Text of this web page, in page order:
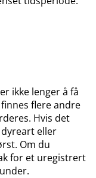
ikke lenger å få
flere andre
Hvis det
eller
Om du
for et uregistrert